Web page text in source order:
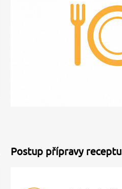
Postup přípravy receptu